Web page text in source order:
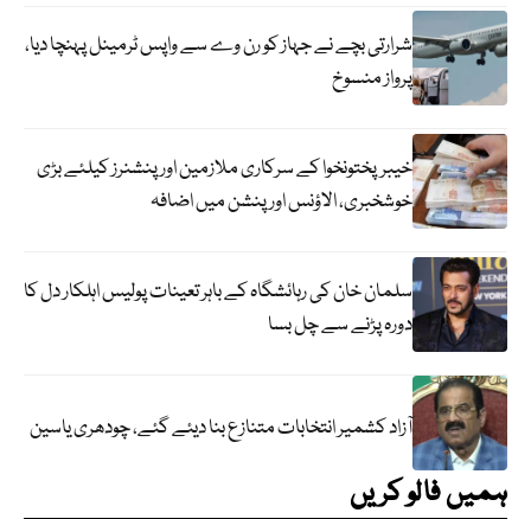
شرارتی بچے نے جہاز کو رن وے سے واپس ٹرمینل پہنچا دیا،
پرواز منسوخ
خیبرپختونخوا کے سرکاری ملازمین اور پنشنرز کیلئے بڑی
خوشخبری، الاؤنس اور پنشن میں اضافہ
سلمان خان کی رہائشگاہ کے باہر تعینات پولیس اہلکار دل کا
دورہ پڑنے سے چل بسا
آزاد کشمیر انتخابات متنازع بنا دیئے گئے، چودھری یاسین
ہمیں فالو کریں